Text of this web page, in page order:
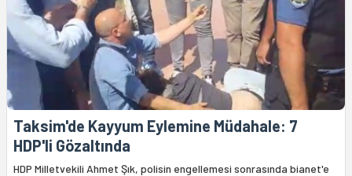
Taksim'de Kayyum Eylemine Müdahale: 7
HDP'li Gözaltında
HDP Milletvekili Ahmet Şık, polisin engellemesi sonrasında bianet'e